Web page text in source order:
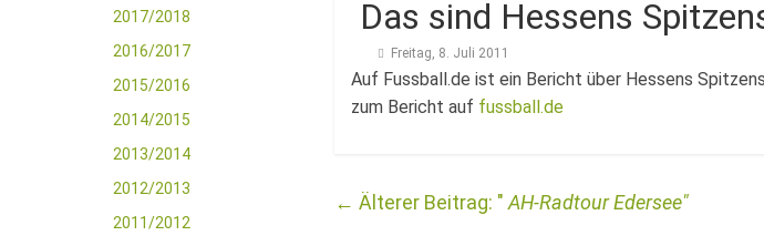
Mainz-
Kastel
Das sind Hessens
Freitag, 8. Juli 2011
Auf Fussball.de ist ein Bericht über Hessens
zum Bericht auf fussball.de
← AH-Radtour Edersee
2017/2018
2016/2017
2015/2016
2014/2015
2013/2014
2012/2013
2011/2012